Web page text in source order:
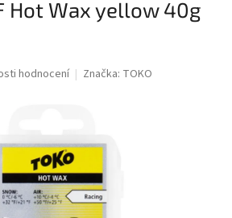
Hot Wax yellow 40g
hodnocení Značka: TOKO